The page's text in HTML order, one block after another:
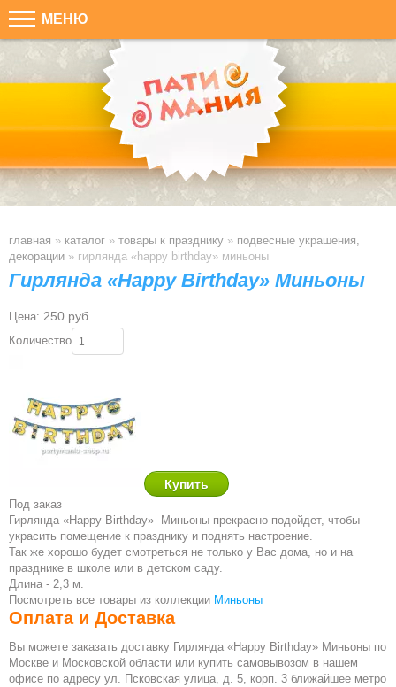
МЕНЮ
главная » каталог » товары к празднику » подвесные украшения,
декорации » гирлянда «happy birthday» миньоны
Гирлянда «Happy Birthday» Миньоны
Цена: 250 руб
Количество
Под заказ
Гирлянда «Happy Birthday» Миньоны прекрасно подойдет, чтобы
украсить помещение к празднику и поднять настроение.
Так же хорошо будет смотреться не только у Вас дома, но и на
празднике в школе или в детском саду.
Длина - 2,3 м.
Посмотреть все товары из коллекции Миньоны
Оплата и Доставка
Вы можете заказать доставку Гирлянда «Happy Birthday» Миньоны по
Москве и Московской области или купить самовывозом в нашем
офисе по адресу ул. Псковская улица, д. 5, корп. 3 ближайшее метро